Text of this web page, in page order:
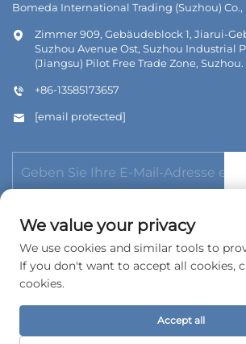
Bomeda International Trading (Suzhou) Co.,
Zimmer 909, Gebäudeblock 1, Jiarui-
Suzhou Avenue Ost, Suzhou Industrial
(Jiangsu) Pilot Free Trade Zone, Suzhou.
+86-13585173657
[email protected]
Urheberrecht © 2026 Bomeda International
Datenschutzrichtlinie
We value your privacy
We use cookies and similar tools to
If you don't want to accept all cookies,
cookies.
Accept all